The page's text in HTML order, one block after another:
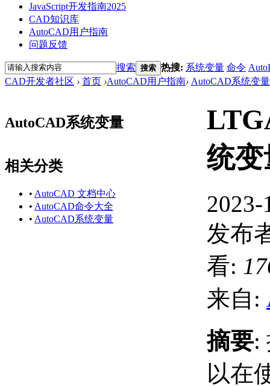
JavaScript开发指南2025
CAD知识库
AutoCAD用户指南
问题反馈
搜索 搜索 热搜: 系统变量 命令
CAD开发者社区 › 首页 ›AutoCAD用户指南› AutoCAD系统变量
AutoCAD系统变量
相关分类
• AutoCAD 文档中心
• AutoCAD命令大全
• AutoCAD系统变量
统
2023-
发布
看:
来自:
摘要:
以在